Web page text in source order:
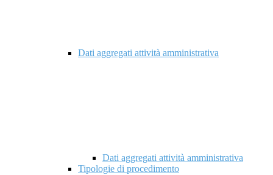
Dati aggregati attività amministrativa
Dati aggregati attività amministrativa
Tipologie di procedimento